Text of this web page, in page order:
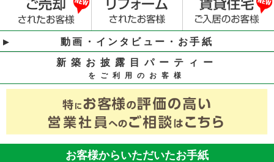
動画・インタビュー・お手紙
新築お披露目パーティー
をご利用のお客様
お客様からいただいたお手紙